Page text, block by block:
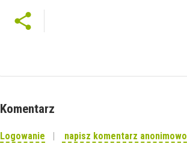
Komentarz
Logowanie napisz komentarz anonimowo